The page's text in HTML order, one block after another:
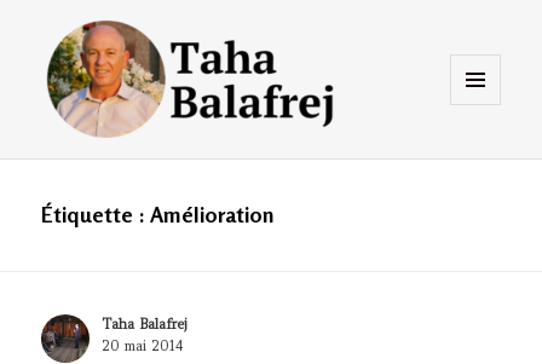
Taha Balafrej Blog
Étiquette :Amélioration
Author
Taha Balafrej
Posted
20 mai 2014